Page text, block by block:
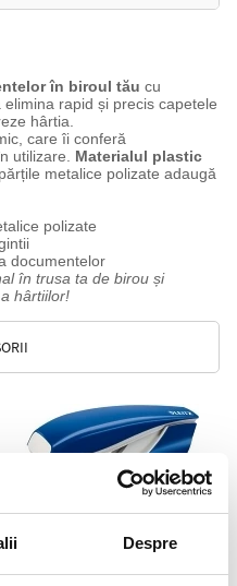
Despre
în biroul tău cu
rapid și precis capetele
hârtia.
care îi conferă
utilizare. Materialul plastic
metalice polizate adaugă
polizate
documentelor
în trusa ta de birou și
hârtiilor!
Series, 30 coli, albastru, Leitz